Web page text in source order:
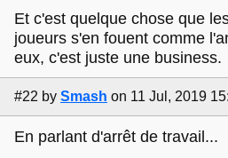
Et c'est quelque chose que
joueurs s'en fouent comme
eux, c'est juste une business.
#22 by Smash on 11 Jul, 2019
En parlant d'arrêt de travail...